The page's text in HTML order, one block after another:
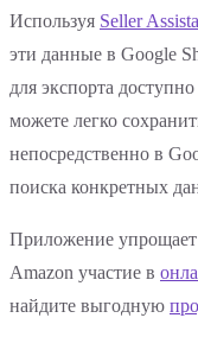
Используя Seller
эти данные в Google
для экспорта
можете легко
непосредственно в
поиска конкретных
Приложение упрощает
Amazon участие в
найдите выгодную